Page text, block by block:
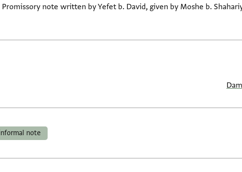
Promissory note written by Yefet b. David, given by Moshe b.
note